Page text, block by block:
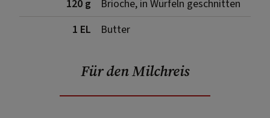
120 g
Brioche, in Würfeln geschnitten
1 EL
Butter
Für den Milchreis